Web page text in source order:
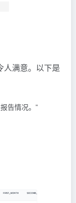
人满意。以下是
告情况。”